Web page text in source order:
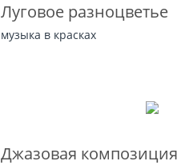
Луговое разноцветье
музыка в красках
Джазовая композиция